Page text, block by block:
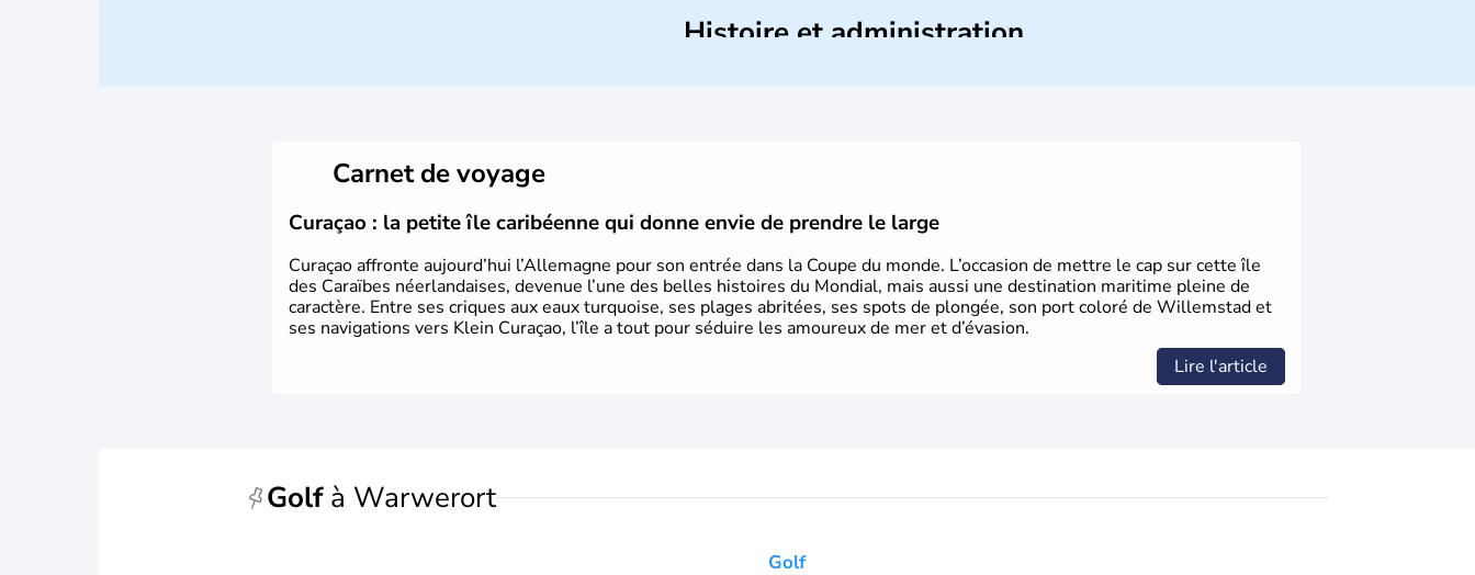
Histoire et administration
Carnet de voyage
Curaçao : la petite île caribéenne qui donne envie de prendre le large
Curaçao affronte aujourd’hui l’Allemagne pour son entrée dans la Coupe du monde. L’occasion de mettre le cap sur cette île
des Caraïbes néerlandaises, devenue l’une des belles histoires du Mondial, mais aussi une destination maritime pleine de
caractère. Entre ses criques aux eaux turquoise, ses plages abritées, ses spots de plongée, son port coloré de Willemstad et
ses navigations vers Klein Curaçao, l’île a tout pour séduire les amoureux de mer et d’évasion.
Lire l'article
Golfà Warwerort
Golf